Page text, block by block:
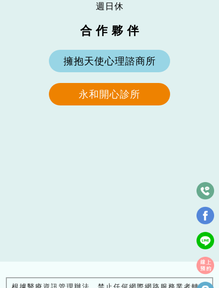
週日休
合 作 夥 伴
擁抱天使心理諮商所
永和開心診所